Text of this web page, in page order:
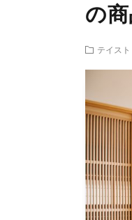
の
テイスト